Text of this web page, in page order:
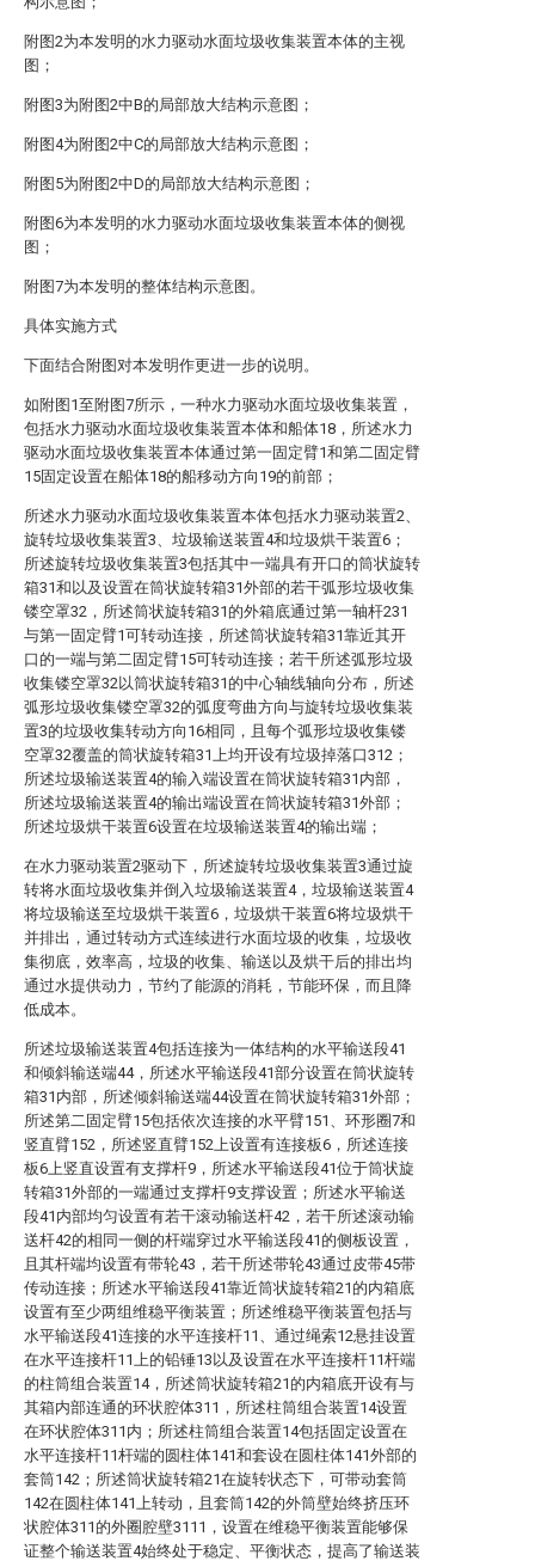
附图2为本发明的水力驱动水面垃圾收集装置本体的主视
图；
附图3为附图2中B的局部放大结构示意图；
附图4为附图2中C的局部放大结构示意图；
附图5为附图2中D的局部放大结构示意图；
附图6为本发明的水力驱动水面垃圾收集装置本体的侧视
图；
附图7为本发明的整体结构示意图。
具体实施方式
下面结合附图对本发明作更进一步的说明。
如附图1至附图7所示，一种水力驱动水面垃圾收集装置，
包括水力驱动水面垃圾收集装置本体和船体18，所述水力
驱动水面垃圾收集装置本体通过第一固定臂1和第二固定臂
15固定设置在船体18的船移动方向19的前部；
所述水力驱动水面垃圾收集装置本体包括水力驱动装置2、
旋转垃圾收集装置3、垃圾输送装置4和垃圾烘干装置6；
所述旋转垃圾收集装置3包括其中一端具有开口的筒状旋转
箱31和以及设置在筒状旋转箱31外部的若干弧形垃圾收集
镂空罩32，所述筒状旋转箱31的外箱底通过第一轴杆231
与第一固定臂1可转动连接，所述筒状旋转箱31靠近其开
口的一端与第二固定臂15可转动连接；若干所述弧形垃圾
收集镂空罩32以筒状旋转箱31的中心轴线轴向分布，所述
弧形垃圾收集镂空罩32的弧度弯曲方向与旋转垃圾收集装
置3的垃圾收集转动方向16相同，且每个弧形垃圾收集镂
空罩32覆盖的筒状旋转箱31上均开设有垃圾掉落口312；
所述垃圾输送装置4的输入端设置在筒状旋转箱31内部，
所述垃圾输送装置4的输出端设置在筒状旋转箱31外部；
所述垃圾烘干装置6设置在垃圾输送装置4的输出端；
在水力驱动装置2驱动下，所述旋转垃圾收集装置3通过旋
转将水面垃圾收集并倒入垃圾输送装置4，垃圾输送装置4
将垃圾输送至垃圾烘干装置6，垃圾烘干装置6将垃圾烘干
并排出，通过转动方式连续进行水面垃圾的收集，垃圾收
集彻底，效率高，垃圾的收集、输送以及烘干后的排出均
通过水提供动力，节约了能源的消耗，节能环保，而且降
低成本。
所述垃圾输送装置4包括连接为一体结构的水平输送段41
和倾斜输送端44，所述水平输送段41部分设置在筒状旋转
箱31内部，所述倾斜输送端44设置在筒状旋转箱31外部；
所述第二固定臂15包括依次连接的水平臂151、环形圈7和
竖直臂152，所述竖直臂152上设置有连接板6，所述连接
板6上竖直设置有支撑杆9，所述水平输送段41位于筒状旋
转箱31外部的一端通过支撑杆9支撑设置；所述水平输送
段41内部均匀设置有若干滚动输送杆42，若干所述滚动输
送杆42的相同一侧的杆端穿过水平输送段41的侧板设置，
且其杆端均设置有带轮43，若干所述带轮43通过皮带45带
传动连接；所述水平输送段41靠近筒状旋转箱21的内箱底
设置有至少两组维稳平衡装置；所述维稳平衡装置包括与
水平输送段41连接的水平连接杆11、通过绳索12悬挂设置
在水平连接杆11上的铅锤13以及设置在水平连接杆11杆端
的柱筒组合装置14，所述筒状旋转箱21的内箱底开设有与
其箱内部连通的环状腔体311，所述柱筒组合装置14设置
在环状腔体311内；所述柱筒组合装置14包括固定设置在
水平连接杆11杆端的圆柱体141和套设在圆柱体141外部的
套筒142；所述筒状旋转箱21在旋转状态下，可带动套筒
142在圆柱体141上转动，且套筒142的外筒壁始终挤压环
状腔体311的外圈腔壁3111，设置在维稳平衡装置能够保
证整个输送装置4始终处于稳定、平衡状态，提高了输送装